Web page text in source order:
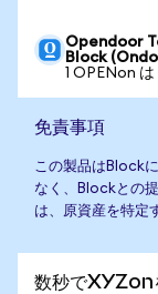
Opendoor
Block
1 OPENon
免責事項
この製品はBlock
なく、Blockとの
は、原資産を特定
数秒でXYZon